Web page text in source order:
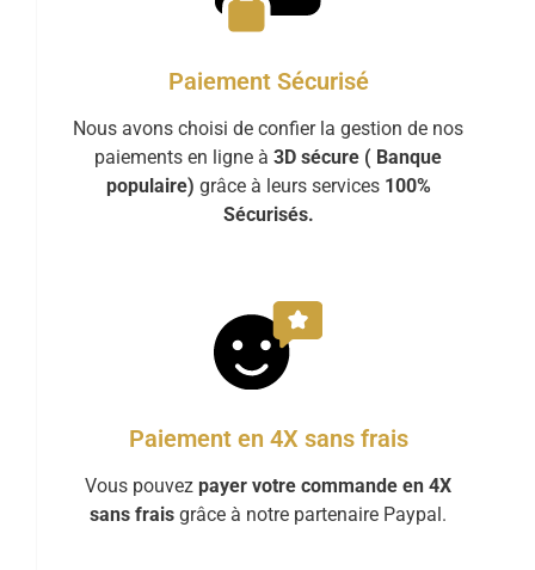
Paiement Sécurisé
Nous avons choisi de confier la gestion de nos
paiements en ligne à 3D sécure ( Banque
populaire) grâce à leurs services 100%
Sécurisés.
Paiement en 4X sans frais
Vous pouvez payer votre commande en 4X
sans frais grâce à notre partenaire Paypal.